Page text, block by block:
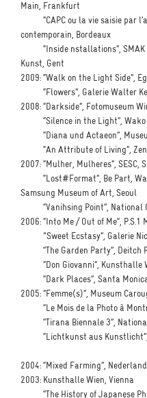
Main, Frankfurt
“CAPC ou la vie saisie par
contemporain, Bordeaux
“Inside nstallations”, SMAK
Kunst, Gent
2009: “Walk on the Light Side”,
“Flowers”, Galerie Walter
2008: “Darkside”, Fotomuseum
“Silence in the Light”, Wako
“Diana und Actaeon”,
“An Attribute of Living”,
2007: “Mulher, Mulheres”, SESC,
“Lost#Format”, Be Part,
Samsung Museum of Art, Seoul
“Vanihsing Point”, National
2006: “Into Me / Out of Me“, P.S.1
"Sweet Ecstasy”, Galerie
“The Garden Party”, Deitch
“Don Giovanni”, Kunsthalle
“Dark Places”, Santa Monica
2005: ”Femme(s)”, Museum
“Le Mois de la Photo à
“Tirana Biennale 3”,
“Lichtkunst aus Kunstlicht”,
2004: “Mixed Farming”,
2003: Kunsthalle Wien, Vienna
“The History of Japanese